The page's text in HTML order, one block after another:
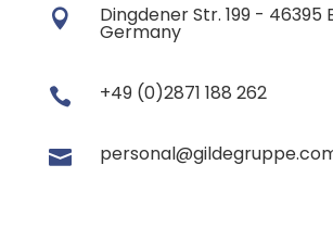
 Dingdener Str. 199 - 46395
Germany
 +49 (0)2871 188 262
